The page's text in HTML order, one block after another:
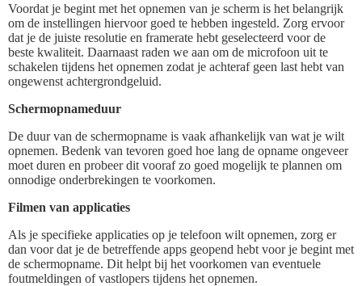
Voordat je begint met het opnemen van je scherm is het belangrijk
om de instellingen hiervoor goed te hebben ingesteld. Zorg ervoor
dat je de juiste resolutie en framerate hebt geselecteerd voor de
beste kwaliteit. Daarnaast raden we aan om de microfoon uit te
schakelen tijdens het opnemen zodat je achteraf geen last hebt van
ongewenst achtergrondgeluid.
Schermopnameduur
De duur van de schermopname is vaak afhankelijk van wat je wilt
opnemen. Bedenk van tevoren goed hoe lang de opname ongeveer
moet duren en probeer dit vooraf zo goed mogelijk te plannen om
onnodige onderbrekingen te voorkomen.
Filmen van applicaties
Als je specifieke applicaties op je telefoon wilt opnemen, zorg er
dan voor dat je de betreffende apps geopend hebt voor je begint met
de schermopname. Dit helpt bij het voorkomen van eventuele
foutmeldingen of vastlopers tijdens het opnemen.